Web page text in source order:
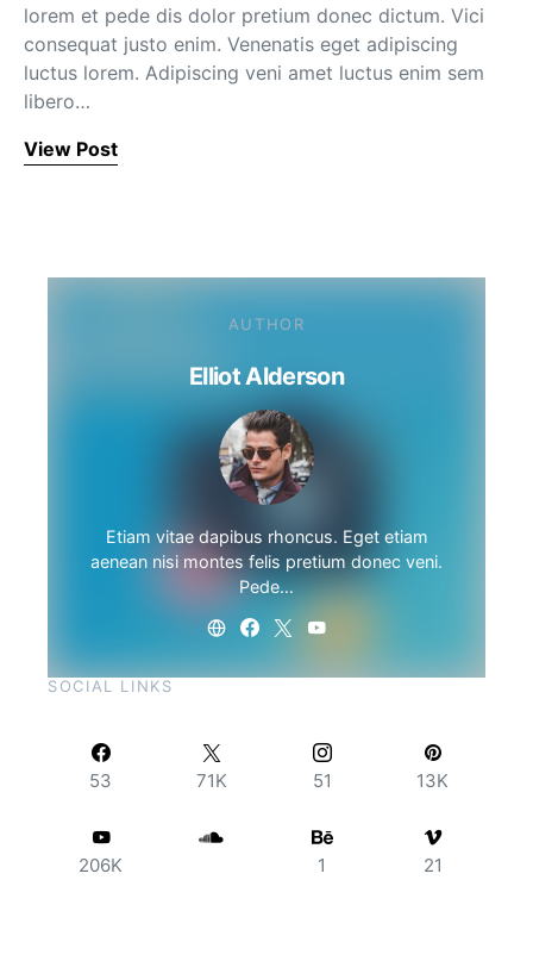
lorem et pede dis dolor pretium donec dictum. Vici
consequat justo enim. Venenatis eget adipiscing
luctus lorem. Adipiscing veni amet luctus enim sem
libero…
View Post
AUTHOR
Elliot Alderson
Etiam vitae dapibus rhoncus. Eget etiam
aenean nisi montes felis pretium donec veni.
Pede…
SOCIAL LINKS
53 71K 51 13K
206K 1 21